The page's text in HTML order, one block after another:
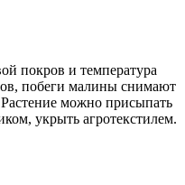
покров и температура
побеги малины снимают
можно присыпать
укрыть агротекстилем.